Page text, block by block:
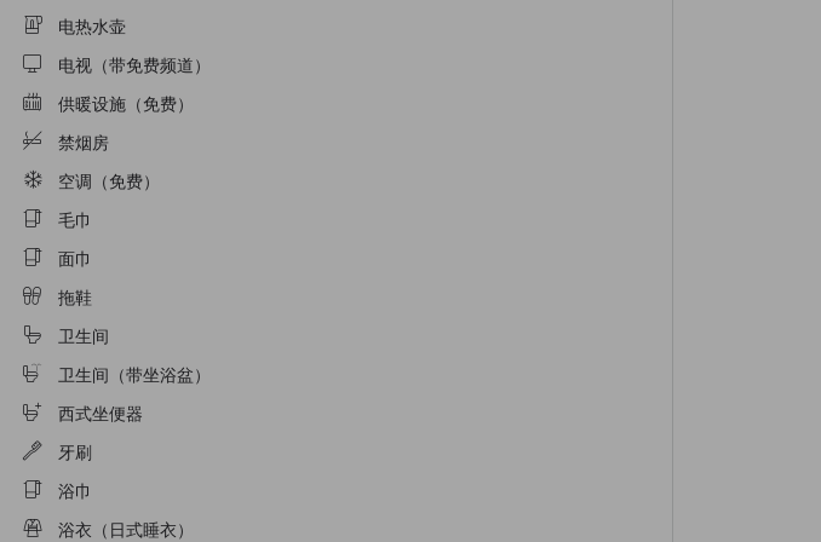
电热水壶
电视（带免费频道）
供暖设施（免费）
禁烟房
空调（免费）
毛巾
面巾
拖鞋
卫生间
卫生间（带坐浴盆）
西式坐便器
牙刷
浴巾
浴衣（日式睡衣）